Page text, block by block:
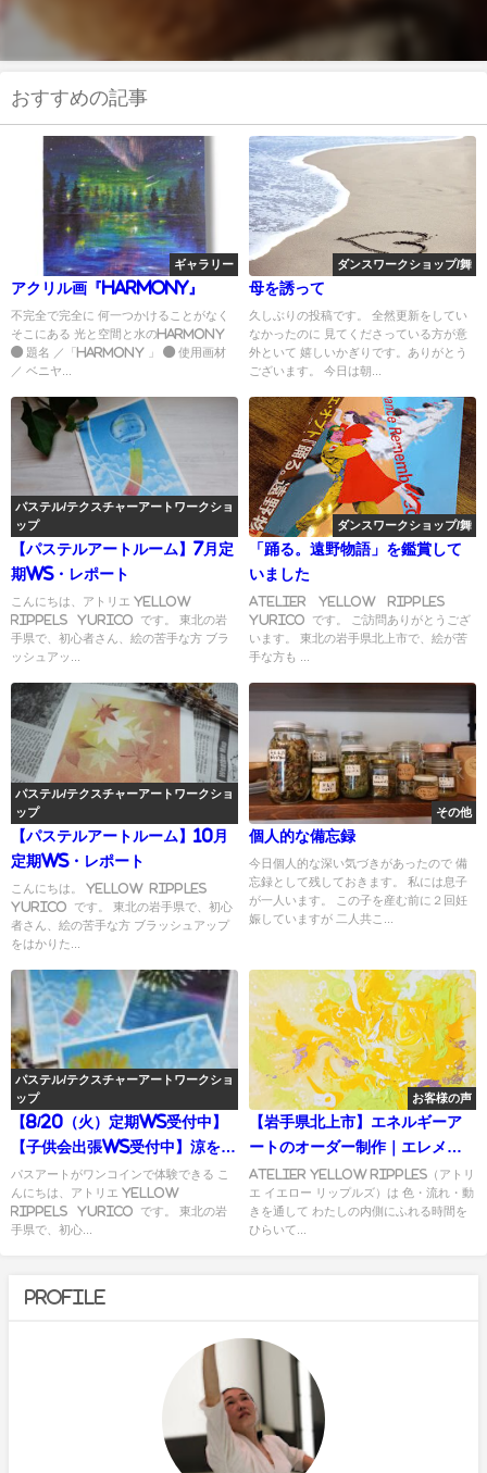
おすすめの記事
ギャラリー
アクリル画『Harmony』
不完全で完全に 何一つかけることがなく
そこにある 光と空間と水のHarmony
● 題名 ／「Harmony 」 ● 使用画材
／ ベニヤ...
ダンスワークショップ/舞
母を誘って
久しぶりの投稿です。 全然更新をしてい
なかったのに 見てくださっている方が意
外といて 嬉しいかぎりです。ありがとう
ございます。 今日は朝...
パステル/テクスチャーアートワークショ
ップ
【パステルアートルーム】7月定
期WS・レポート
こんにちは、アトリエ yellow
rippels yurico です。 東北の岩
手県で、初心者さん、絵の苦手な方 ブラ
ッシュアッ...
ダンスワークショップ/舞
「踊る。遠野物語」を鑑賞して
いました
Atelier yellow ripples
yurico です。 ご訪問ありがとうござ
います。 東北の岩手県北上市で、絵が苦
手な方も ...
パステル/テクスチャーアートワークショ
ップ
【パステルアートルーム】10月
定期WS・レポート
こんにちは。 yellow ripples
yurico です。 東北の岩手県で、初心
者さん、絵の苦手な方 ブラッシュアップ
をはかりた...
その他
個人的な備忘録
今日個人的な深い気づきがあったので 備
忘録として残しておきます。 私には息子
が一人います。 この子を産む前に２回妊
娠していますが 二人共こ...
パステル/テクスチャーアートワークショ
ップ
【8/20（火）定期WS受付中】
【子供会出張WS受付中】涼を感
じるパステルアートの夏絵柄
パスアートがワンコインで体験できる こ
んにちは、アトリエ yellow
rippels yurico です。 東北の岩
手県で、初心...
お客様の声
【岩手県北上市】エネルギーア
ートのオーダー制作｜エレメン
トアート（原画15cm・額込）
Atelier yellow ripples（アトリ
エ イエロー リップルズ）は 色・流れ・動
きを通して わたしの内側にふれる時間を
ひらいて...
Profile